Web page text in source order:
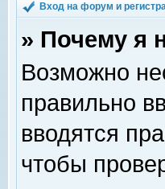
Вход на форум и
» Почему я
Возможно
правильно
вводятся
чтобы